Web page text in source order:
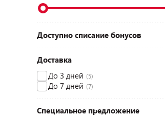
Доступно списание бонусов
Доставка
До 3 дней (5)
До 7 дней (7)
Специальное предложение